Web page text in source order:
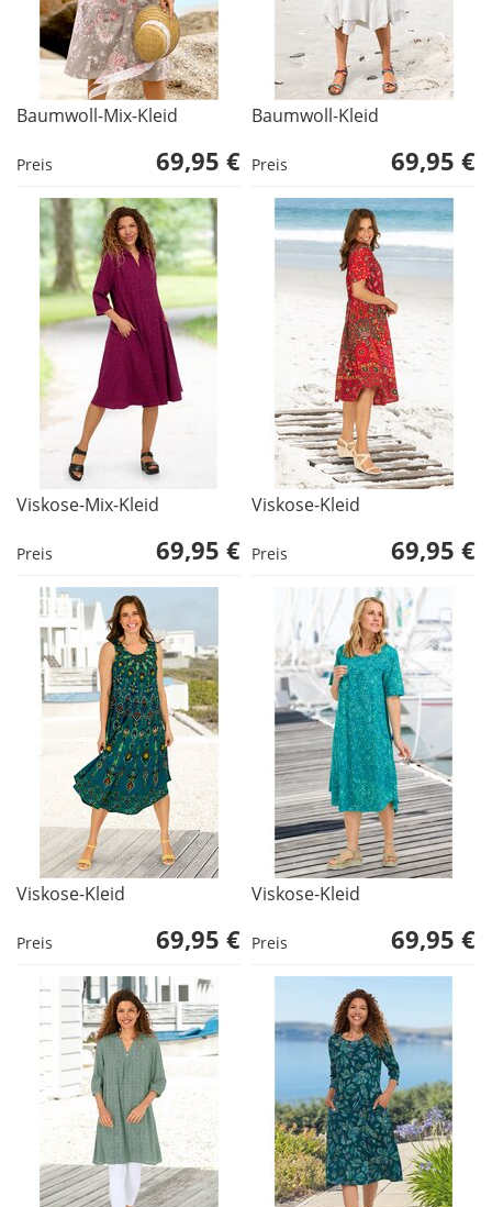
Baumwoll-Mix-Kleid
Preis 69,95 €
Baumwoll-Kleid
Preis 69,95 €
Viskose-Mix-Kleid
Preis 69,95 €
Viskose-Kleid
Preis 69,95 €
Viskose-Kleid
Preis 69,95 €
Viskose-Kleid
Preis 69,95 €